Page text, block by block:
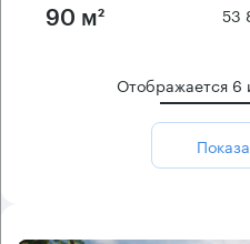
90 м² 53
Отображается 6